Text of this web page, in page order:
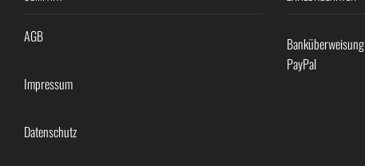
AGB
Impressum
Datenschutz
Banküberweisung
PayPal